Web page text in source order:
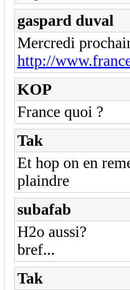
gaspard duval
Mercredi
http://
KOP
France quoi ?
Tak
Et hop on en
plaindre
subafab
H2o aussi?
bref...
Tak